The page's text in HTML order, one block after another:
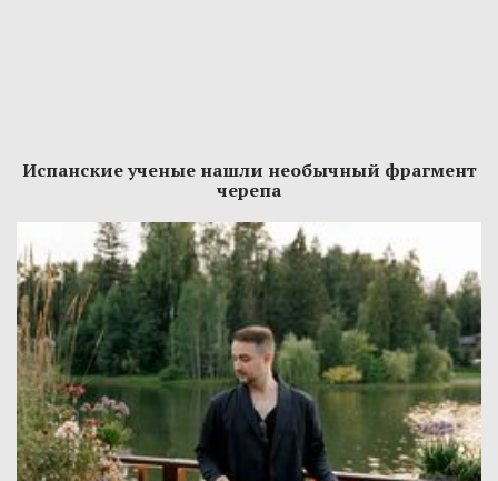
Испанские ученые нашли необычный фрагмент
черепа